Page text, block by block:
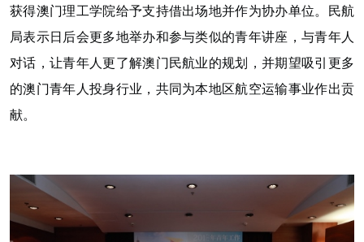
获得澳门理工学院给予支持借出场地并作为协办单位。民航
局表示日后会更多地举办和参与类似的青年讲座，与青年人
对话，让青年人更了解澳门民航业的规划，并期望吸引更多
的澳门青年人投身行业，共同为本地区航空运输事业作出贡
献。